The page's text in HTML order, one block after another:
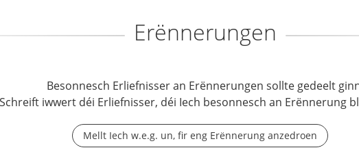
Erënnerungen
Besonnesch Erliefnisser an Erënnerungen sollte gedeelt
Schreift iwwert déi Erliefnisser, déi Iech besonnesch an Erënnerung
Mellt Iech w.e.g. un, fir eng Erënnerung anzedroen